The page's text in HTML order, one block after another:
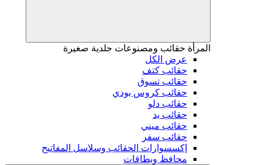
المرأة حقائب ومصنوعات جلدية صغيرة
عرض الكل
حقائب كتف
حقائب تسوق
حقائب كروس بودي
حقائب دلو
حقائب يد
حقائب ميني
حقائب سفر
إكسسوارات الحقائب وسلاسل المفاتيح
محافظ وبطاقات